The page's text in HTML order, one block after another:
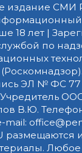
издание СМИ
18 лет |
по
ЭЛ № ФС 77
Учредитель
В.Ю.
mail: